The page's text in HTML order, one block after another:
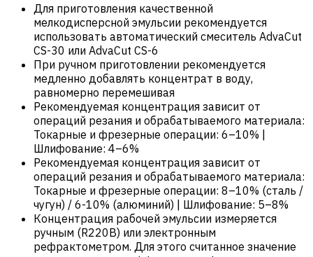
Для приготовления качественной
мелкодисперсной эмульсии рекомендуется
использовать автоматический смеситель AdvaCut
CS-30 или AdvaCut CS-6
При ручном приготовлении рекомендуется
медленно добавлять концентрат в воду,
равномерно перемешивая
Рекомендуемая концентрация зависит от
операций резания и обрабатываемого материала:
Токарные и фрезерные операции: 6–10% |
Шлифование: 4–6%
Рекомендуемая концентрация зависит от
операций резания и обрабатываемого материала:
Токарные и фрезерные операции: 8–10% (сталь /
чугун) / 6-10% (алюминий) | Шлифование: 5–8%
Концентрация рабочей эмульсии измеряется
ручным (R220B) или электронным
рефрактометром. Для этого считанное значение